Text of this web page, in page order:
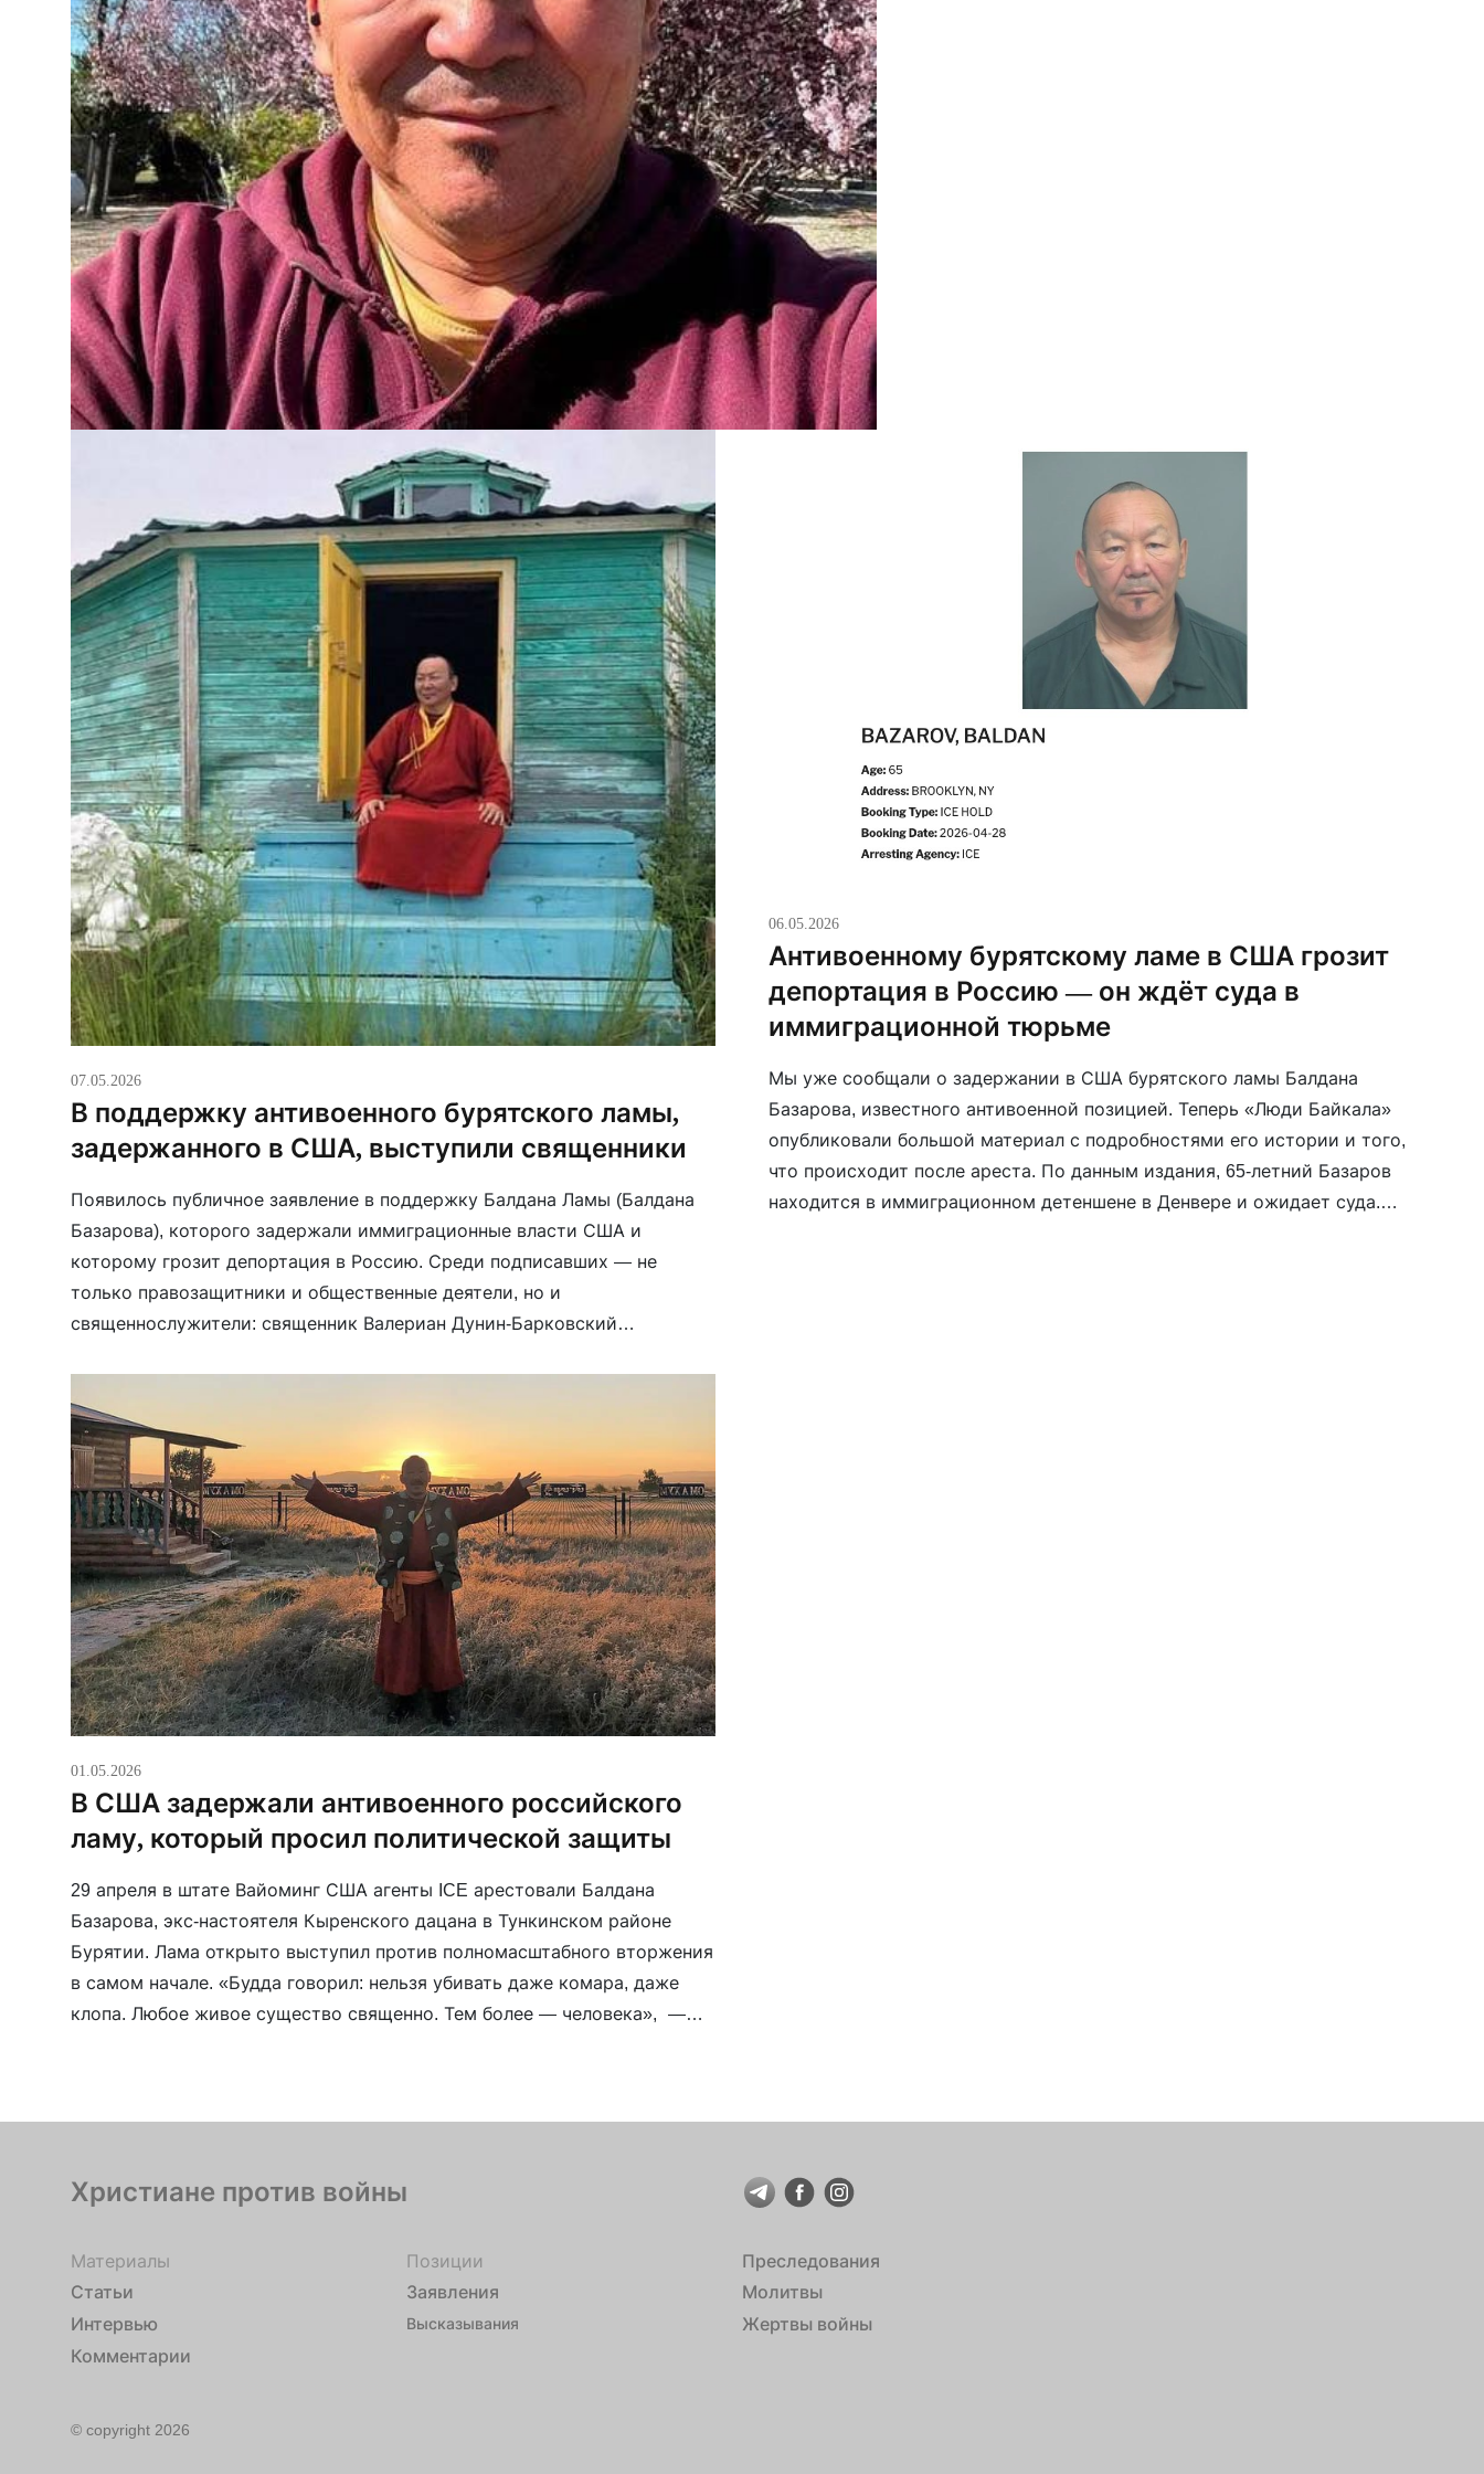
07.05.2026
В поддержку антивоенного бурятского ламы,
задержанного в США, выступили священники
Появилось публичное заявление в поддержку Балдана Ламы (Балдана
Базарова), которого задержали иммиграционные власти США и
которому грозит депортация в Россию. Среди подписавших — не
только правозащитники и общественные деятели, но и
священнослужители: священник Валериан Дунин-Барковский
что Балдан Лама — один […]
06.05.2026
Антивоенному бурятскому ламе в США грозит
депортация в Россию — он ждёт суда в
иммиграционной тюрьме
Мы уже сообщали о задержании в США бурятского ламы Балдана
Базарова, известного антивоенной позицией. Теперь «Люди Байкала»
опубликовали большой материал с подробностями его истории и того,
что происходит после ареста. По данным издания, 65-летний Базаров
находится в иммиграционном детеншене в Денвере и ожидает суда.
01.05.2026
В США задержали антивоенного российского
ламу, который просил политической защиты
29 апреля в штате Вайоминг США агенты ICE арестовали Балдана
Базарова, экс-настоятеля Кыренского дацана в Тункинском районе
Бурятии. Лама открыто выступил против полномасштабного вторжения
в самом начале. «Будда говорил: нельзя убивать даже комара, даже
клопа. Любое живое существо священно. Тем более — человека», —
Христиане против войны
Материалы
Статьи
Интервью
Комментарии
Позиции
Заявления
Высказывания
Преследования
Молитвы
Жертвы войны
© copyright 2026